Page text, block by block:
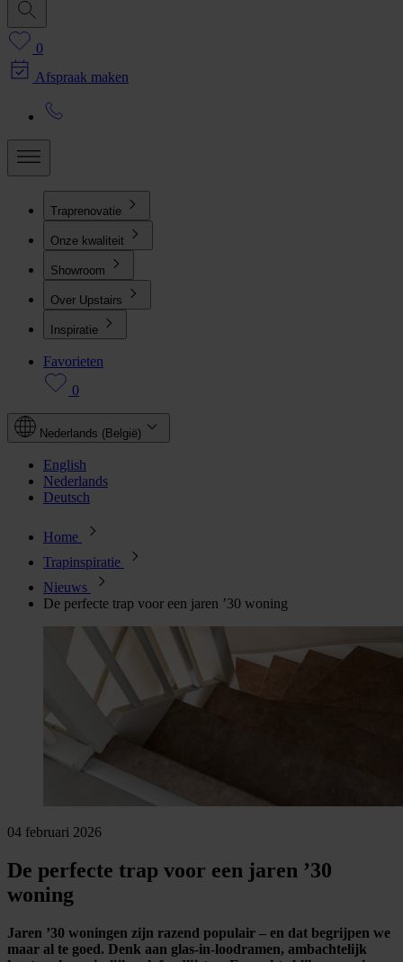
0
Afspraak maken
Traprenovatie
Onze kwaliteit
Showroom
Over Upstairs
Inspiratie
Favorieten
0
Nederlands (België)
English
Nederlands
Deutsch
Home
Trapinspiratie
Nieuws
De perfecte trap voor een jaren ’30 woning
04 februari 2026
De perfecte trap voor een jaren ’30
woning
Jaren ’30 woningen zijn razend populair – en dat begrijpen we
maar al te goed. Denk aan glas-in-loodramen, ambachtelijk